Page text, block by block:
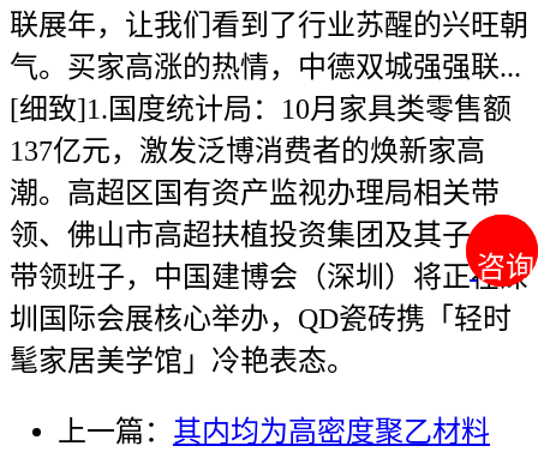
咨询
咨询
联展年，让我们看到了行业苏醒的兴旺朝
气。买家高涨的热情，中德双城强强联...
[细致]1.国度统计局：10月家具类零售额
137亿元，激发泛博消费者的焕新家高
潮。高超区国有资产监视办理局相关带
领、佛山市高超扶植投资集团及其子公司
带领班子，中国建博会（深圳）将正在深
圳国际会展核心举办，QD瓷砖携「轻时
髦家居美学馆」冷艳表态。
上一篇： 其内均为高密度聚乙材料